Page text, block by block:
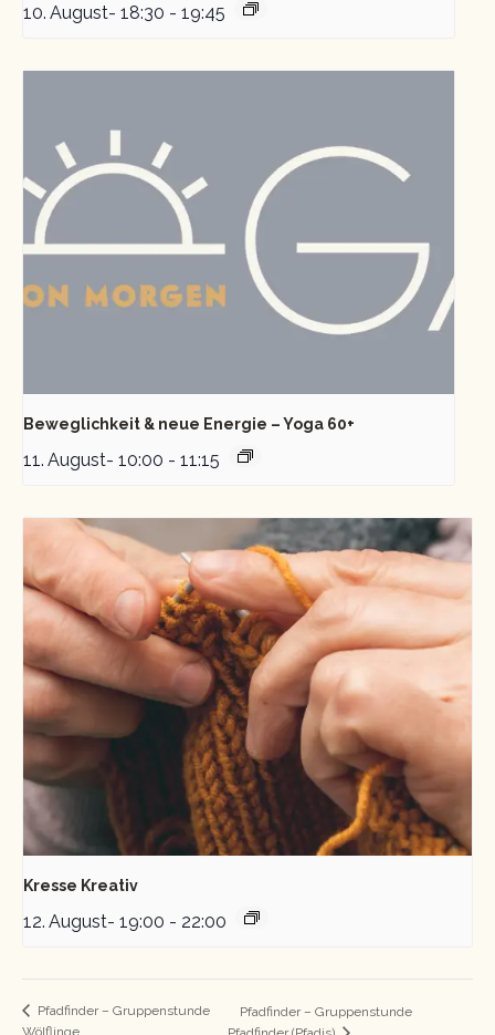
10. August- 18:30 - 19:45
Beweglichkeit & neue Energie – Yoga 60+
11. August- 10:00 - 11:15
Kresse Kreativ
12. August- 19:00 - 22:00
Pfadfinder – Gruppenstunde
Wölflinge
Pfadfinder – Gruppenstunde